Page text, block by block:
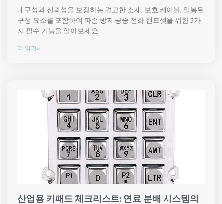
내구성과 신뢰성을 보장하는 견고한 소재, 보호 케이블, 밀봉된
구성 요소를 포함하여 파손 방지 공중 전화 핸드셋을 위한 5가
지 필수 기능을 알아보세요.
더 읽기»
산업용 키패드 체크리스트: 연료 분배 시스템의